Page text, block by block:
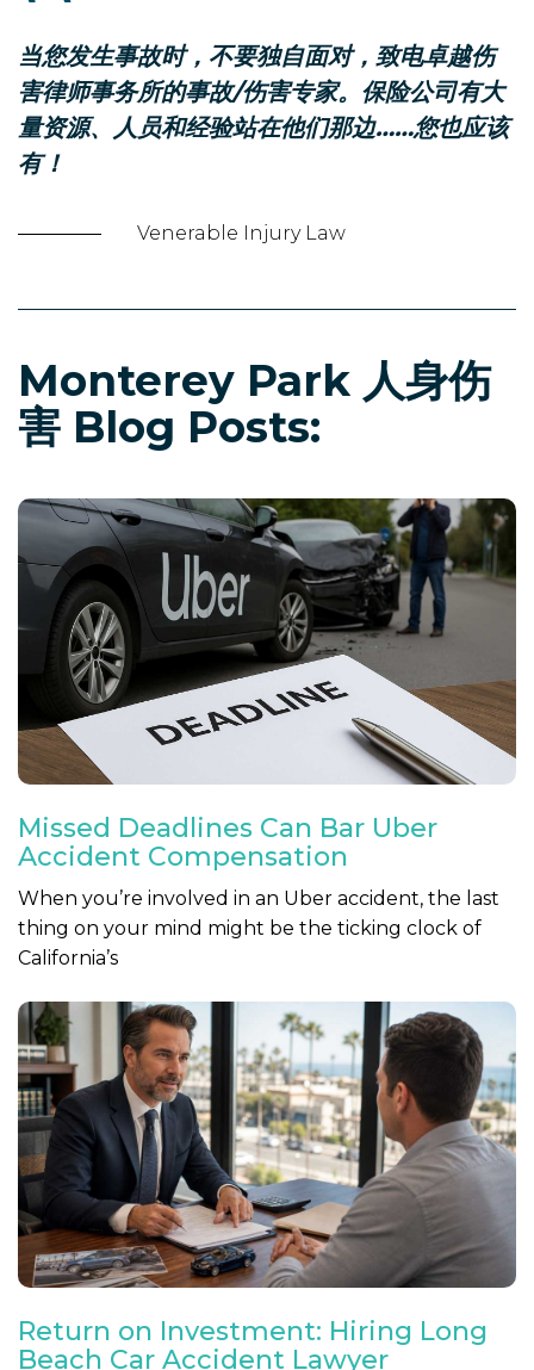
当您发生事故时，不要独自面对，致电卓越伤
害律师事务所的事故/伤害专家。保险公司有大
量资源、人员和经验站在他们那边……您也应该
有！
Venerable Injury Law
Monterey Park 人身伤
害 Blog Posts:
Missed Deadlines Can Bar Uber
Accident Compensation
When you’re involved in an Uber accident, the last
thing on your mind might be the ticking clock of
California’s
Return on Investment: Hiring Long
Beach Car Accident Lawyer